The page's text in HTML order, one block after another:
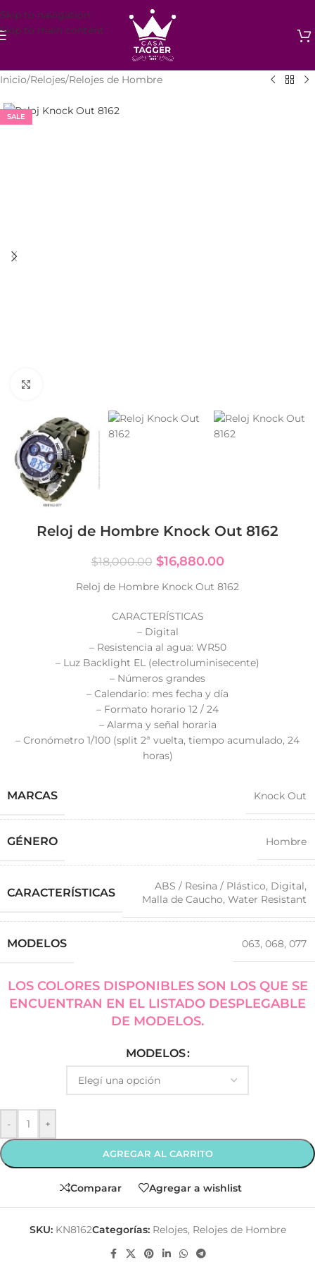
Skip to navigation
Skip to main content
Inicio/Relojes/Relojes de Hombre
SALE
Reloj de Hombre Knock Out 8162
$18,000.00 $16,880.00
Reloj de Hombre Knock Out 8162
CARACTERÍSTICAS
– Digital
– Resistencia al agua: WR50
– Luz Backlight EL (electroluminisecente)
– Números grandes
– Calendario: mes fecha y día
– Formato horario 12 / 24
– Alarma y señal horaria
– Cronómetro 1/100 (split 2ª vuelta, tiempo acumulado, 24
horas)
MARCAS Knock Out
GÉNERO Hombre
CARACTERÍSTICAS ABS / Resina / Plástico, Digital,
Malla de Caucho, Water Resistant
MODELOS 063, 068, 077
LOS COLORES DISPONIBLES SON LOS QUE SE
ENCUENTRAN EN EL LISTADO DESPLEGABLE
DE MODELOS.
MODELOS
- +
AGREGAR AL CARRITO
Comparar Agregar a wishlist
SKU: KN8162Categorías: Relojes, Relojes de Hombre